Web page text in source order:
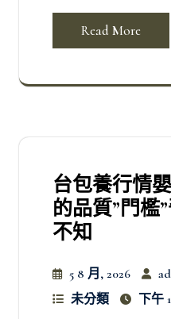
Read More
台包養行情
的品質”門檻
不知
5 8 月, 2026
未分類
下午